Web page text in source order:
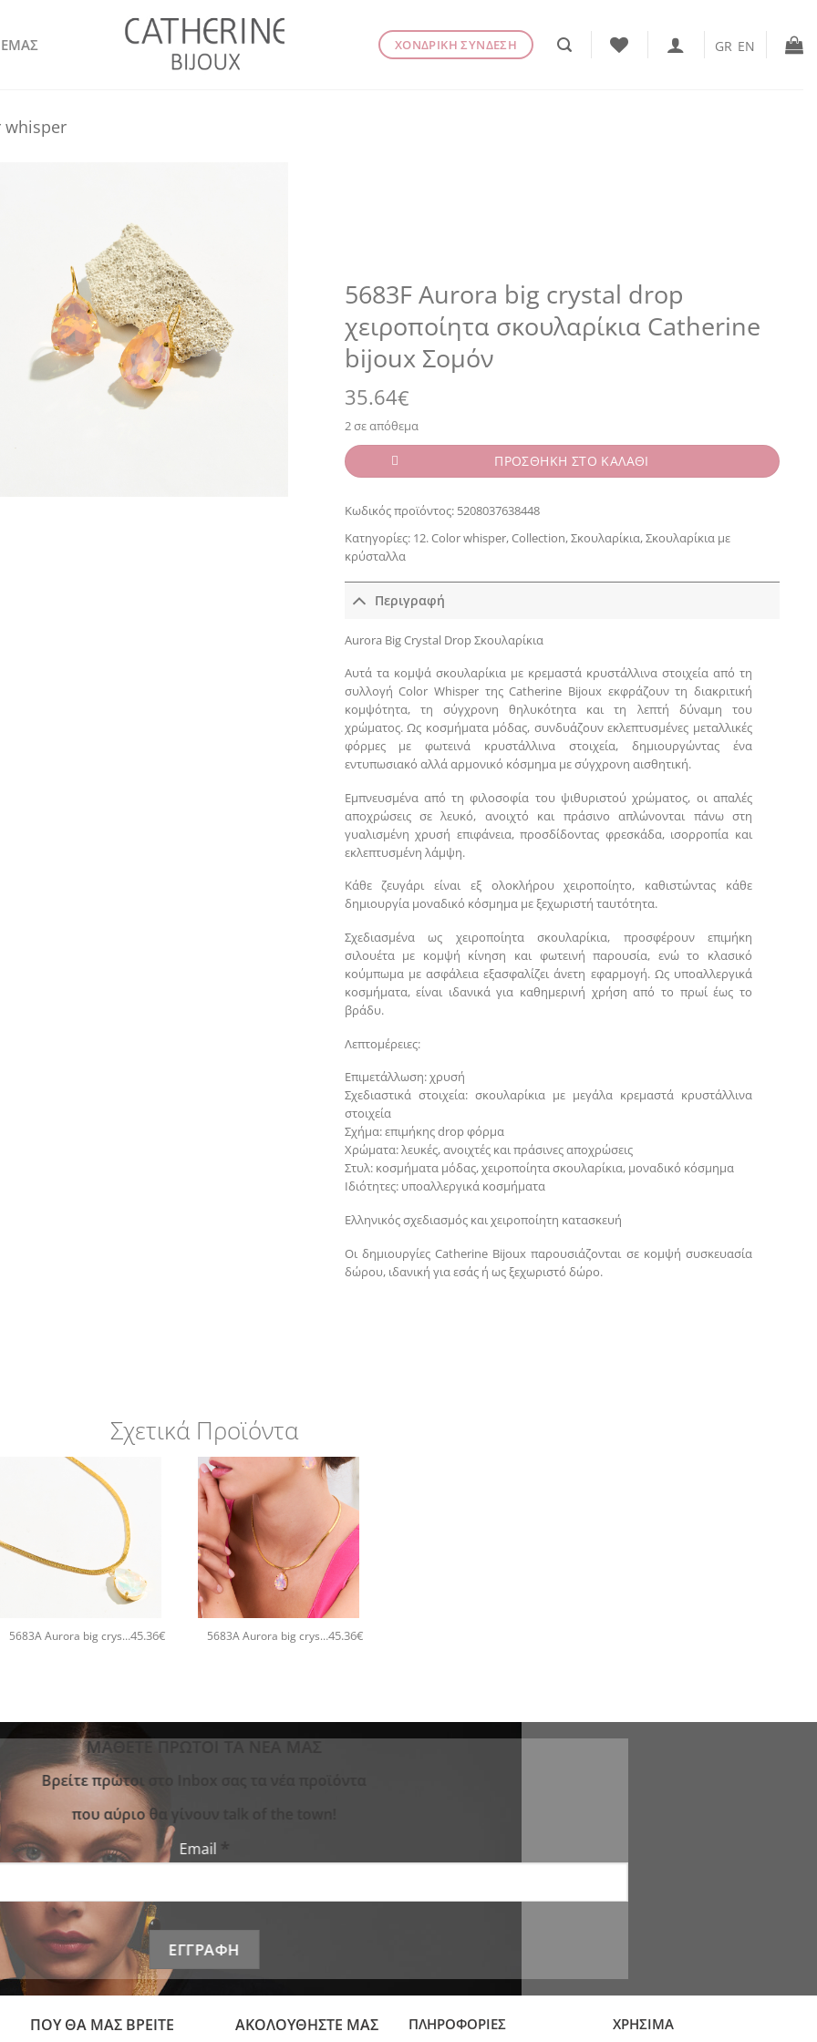
ΕΜΑΣ ΧΟΝΔΡΙΚΗ ΣΥΝΔΕΣΗ GR EN
whisper
5683F Aurora big crystal drop
χειροποίητα σκουλαρίκια Catherine
bijoux Σομόν
35.64€
2 σε απόθεμα
ΠΡΟΣΘΗΚΗ ΣΤΟ ΚΑΛΑΘΙ
Κωδικός προϊόντος: 5208037638448
Κατηγορίες: 12. Color whisper,Collection,Σκουλαρίκια,Σκουλαρίκια με
κρύσταλλα
Περιγραφή
Aurora Big Crystal Drop Σκουλαρίκια
Αυτά τα κομψά σκουλαρίκια με κρεμαστά κρυστάλλινα στοιχεία από τη
συλλογή Color Whisper της Catherine Bijoux εκφράζουν τη διακριτική
κομψότητα, τη σύγχρονη θηλυκότητα και τη λεπτή δύναμη του
χρώματος. Ως κοσμήματα μόδας, συνδυάζουν εκλεπτυσμένες μεταλλικές
φόρμες με φωτεινά κρυστάλλινα στοιχεία, δημιουργώντας ένα
εντυπωσιακό αλλά αρμονικό κόσμημα με σύγχρονη αισθητική.
Εμπνευσμένα από τη φιλοσοφία του ψιθυριστού χρώματος, οι απαλές
αποχρώσεις σε λευκό, ανοιχτό και πράσινο απλώνονται πάνω στη
γυαλισμένη χρυσή επιφάνεια, προσδίδοντας φρεσκάδα, ισορροπία και
εκλεπτυσμένη λάμψη.
Κάθε ζευγάρι είναι εξ ολοκλήρου χειροποίητο, καθιστώντας κάθε
δημιουργία μοναδικό κόσμημα με ξεχωριστή ταυτότητα.
Σχεδιασμένα ως χειροποίητα σκουλαρίκια, προσφέρουν επιμήκη
σιλουέτα με κομψή κίνηση και φωτεινή παρουσία, ενώ το κλασικό
κούμπωμα με ασφάλεια εξασφαλίζει άνετη εφαρμογή. Ως υποαλλεργικά
κοσμήματα, είναι ιδανικά για καθημερινή χρήση από το πρωί έως το
βράδυ.
Λεπτομέρειες:
Επιμετάλλωση: χρυσή
Σχεδιαστικά στοιχεία: σκουλαρίκια με μεγάλα κρεμαστά κρυστάλλινα
στοιχεία
Σχήμα: επιμήκης drop φόρμα
Χρώματα: λευκές, ανοιχτές και πράσινες αποχρώσεις
Στυλ: κοσμήματα μόδας, χειροποίητα σκουλαρίκια, μοναδικό κόσμημα
Ιδιότητες: υποαλλεργικά κοσμήματα
Ελληνικός σχεδιασμός και χειροποίητη κατασκευή
Οι δημιουργίες Catherine Bijoux παρουσιάζονται σε κομψή συσκευασία
δώρου, ιδανική για εσάς ή ως ξεχωριστό δώρο.
Σχετικά Προϊόντα
5683A Aurora big crystal drop pendant χειροποίητο κολιέ Catherine bijoux Άσπρο45.36€ 5683A Aurora big crystal drop pendant χειροποίητο κολιέ Catherine bijoux Σομόν45.36€
ΜΑΘΕΤΕ ΠΡΩΤΟΙ ΤΑ ΝΕΑ ΜΑΣ
Bρείτε πρώτοι στο Inbox σας τα νέα προϊόντα
που αύριο θα γίνουν talk of the town!
Email
ΠΟΥ ΘΑ ΜΑΣ ΒΡΕΙΤΕ ΑΚΟΛΟΥΘΗΣΤΕ ΜΑΣ ΠΛΗΡΟΦΟΡΙΕΣ ΧΡΗΣΙΜΑ